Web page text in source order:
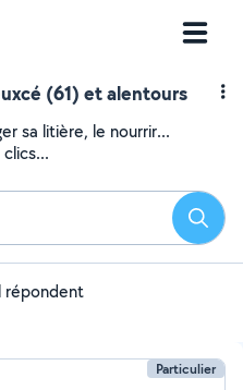
(61) et alentours
sa litière, le nourrir...
répondent
Particulier